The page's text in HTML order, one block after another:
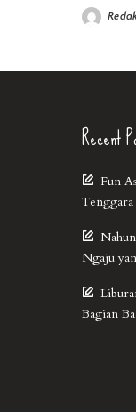
Recent
Fun
Tenggara
Ngaju
Bagian